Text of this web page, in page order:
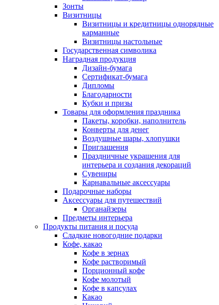
Зонты
Визитницы
Визитницы и кредитницы однорядные
карманные
Визитницы настольные
Государственная символика
Наградная продукция
Дизайн-бумага
Сертификат-бумага
Дипломы
Благодарности
Кубки и призы
Товары для оформления праздника
Пакеты, коробки, наполнитель
Конверты для денег
Воздушные шары, хлопушки
Приглашения
Праздничные украшения для
интерьера и создания декораций
Сувениры
Карнавальные аксессуары
Подарочные наборы
Аксессуары для путешествий
Органайзеры
Предметы интерьера
Продукты питания и посуда
Сладкие новогодние подарки
Кофе, какао
Кофе в зернах
Кофе растворимый
Порционный кофе
Кофе молотый
Кофе в капсулах
Какао